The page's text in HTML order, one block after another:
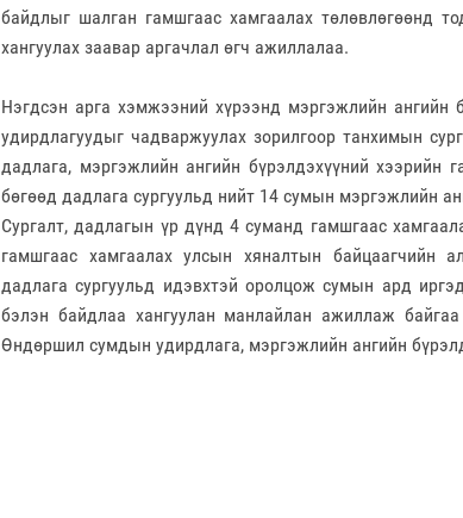
байдлыг шалган гамшгаас хамгаалах төлөвлөгөөнд
хангуулах заавар аргачлал өгч ажиллалаа.
Нэгдсэн арга хэмжээний хүрээнд мэргэжлийн ангийн
удирдлагуудыг чадваржуулах зорилгоор танхимын
дадлага, мэргэжлийн ангийн бүрэлдэхүүний хээрийн
бөгөөд дадлага сургуульд нийт 14 сумын мэргэжлийн
Сургалт, дадлагын үр дүнд 4 суманд гамшгаас
гамшгаас хамгаалах улсын хяналтын байцаагчийн
дадлага сургуульд идэвхтэй оролцож сумын ард
бэлэн байдлаа хангуулан манлайлан ажиллаж
Өндөршил сумдын удирдлага, мэргэжлийн ангийн